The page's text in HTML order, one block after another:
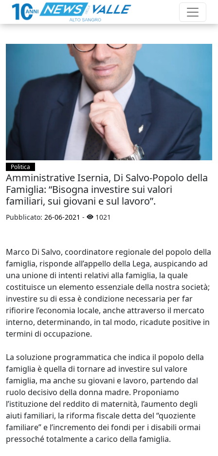
Politica
Amministrative Isernia, Di Salvo-Popolo della
Famiglia: “Bisogna investire sui valori
familiari, sui giovani e sul lavoro”.
Pubblicato: 26-06-2021 - 1021
Marco Di Salvo, coordinatore regionale del popolo della
famiglia, risponde all’appello della Lega, auspicando ad
una unione di intenti relativi alla famiglia, la quale
costituisce un elemento essenziale della nostra società;
investire su di essa è condizione necessaria per far
rifiorire l’economia locale, anche attraverso il mercato
interno, determinando, in tal modo, ricadute positive in
termini di occupazione.
La soluzione programmatica che indica il popolo della
famiglia è quella di tornare ad investire sul valore
famiglia, ma anche su giovani e lavoro, partendo dal
ruolo decisivo della donna madre. Proponiamo
l’istituzione del reddito di maternità, l’aumento degli
aiuti familiari, la riforma fiscale detta del “quoziente
familiare” e l’incremento dei fondi per i disabili ormai
pressoché totalmente a carico della famiglia.